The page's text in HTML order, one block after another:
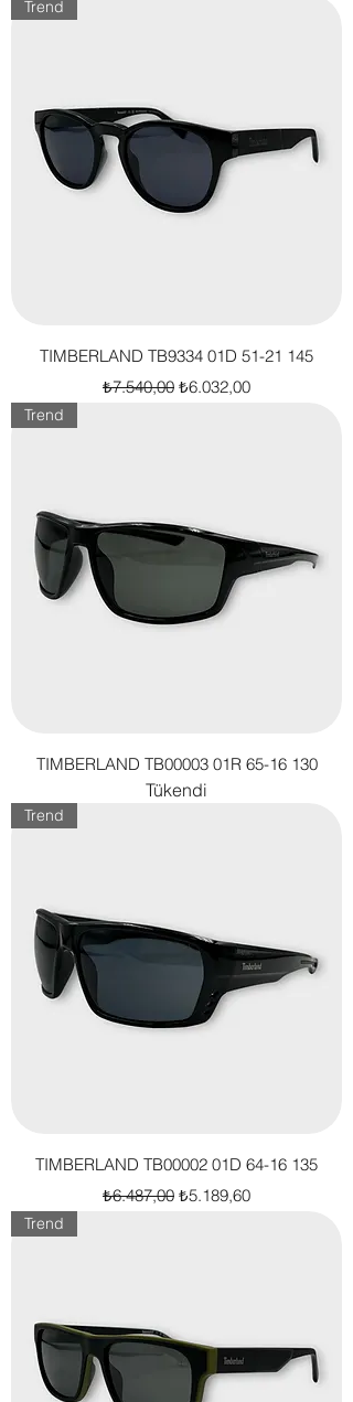
Trend
TIMBERLAND TB9334 01D 51-21 145
Normal Fiyat
₺7.540,00 İndirimli Fiyat
₺6.032,00
Trend
TIMBERLAND TB00003 01R 65-16 130
Tükendi
Trend
TIMBERLAND TB00002 01D 64-16 135
Normal Fiyat
₺6.487,00 İndirimli Fiyat
₺5.189,60
Trend